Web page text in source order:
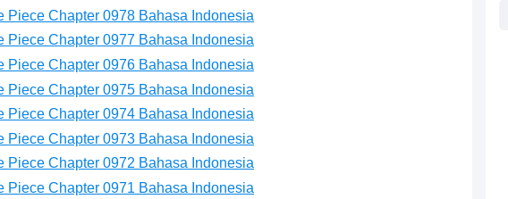
One Piece, Mantan Kapten Yang Poster Bountynya Poster Konser
Terberat Di Dunia, Simbol Ambisi Industri Pariwisata Laut
WA Dari Android Ke Iphone, Sangat Gampang Untuk Kamu Lakukan
Piece Chapter 0978 Bahasa Indonesia
Piece Chapter 0977 Bahasa Indonesia
Piece Chapter 0976 Bahasa Indonesia
Piece Chapter 0975 Bahasa Indonesia
Piece Chapter 0974 Bahasa Indonesia
Piece Chapter 0973 Bahasa Indonesia
Piece Chapter 0972 Bahasa Indonesia
Piece Chapter 0971 Bahasa Indonesia